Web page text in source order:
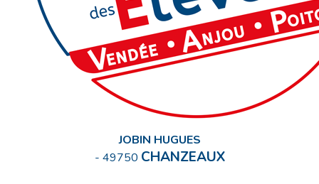
JOBIN HUGUES
- 49750 CHANZEAUX